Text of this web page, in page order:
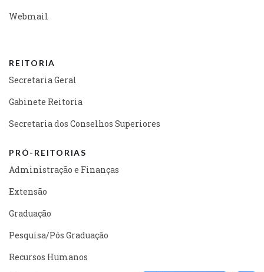
Webmail
REITORIA
Secretaria Geral
Gabinete Reitoria
Secretaria dos Conselhos Superiores
PRÓ-REITORIAS
Administração e Finanças
Extensão
Graduação
Pesquisa/Pós Graduação
Recursos Humanos